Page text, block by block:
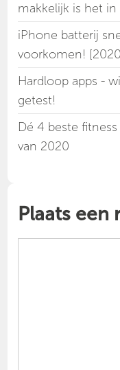
makkelijk is het in
iPhone batterij
voorkomen!
Hardloop apps -
getest!
Dé 4 beste
van 2020
Plaats een